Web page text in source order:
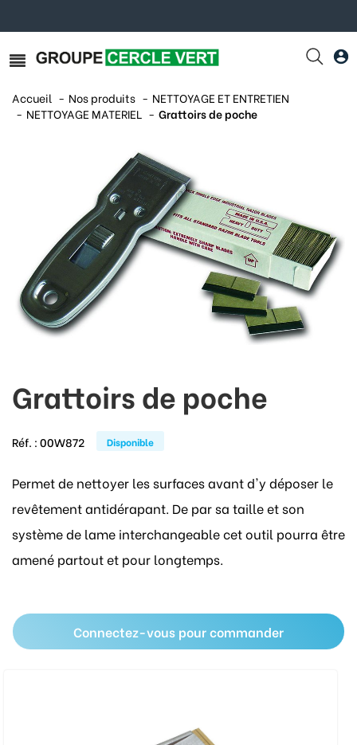
Accueil Nos produits
NETTOYAGE ET ENTRETIEN
NETTOYAGE MATERIEL
Grattoirs de poche
Grattoirs de poche
Réf. :00W872 Disponible
Permet de nettoyer les surfaces avant d'y déposer le
revêtement antidérapant. De par sa taille et son
système de lame interchangeable cet outil pourra être
amené partout et pour longtemps.
Connectez-vous pour commander